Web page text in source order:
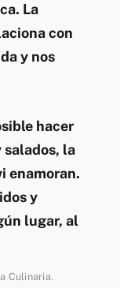
La
con
y nos
hacer
salados, la
enamoran.
y
lugar, al
Culinaria.